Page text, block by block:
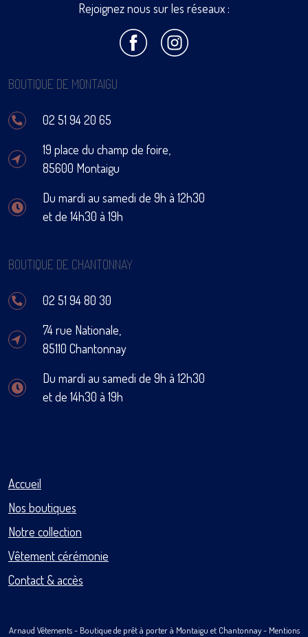
Rejoignez nous sur les réseaux :
BOUTIQUE DE MONTAIGU
02 51 94 20 65
19 place du champ de foire,
85600 Montaigu
Du mardi au samedi de 9h à 12h30
et de 14h30 à 19h
BOUTIQUE DE CHANTONNAY
02 51 94 80 30
74 rue Nationale,
85110 Chantonnay
Du mardi au samedi de 9h à 12h30
et de 14h30 à 19h
Accueil
Nos boutiques
Notre collection
Vêtement cérémonie
Contact & accès
Arnaud Vêtements- Boutique de prêt à porter à Montaigu et Chantonnay - Mentions